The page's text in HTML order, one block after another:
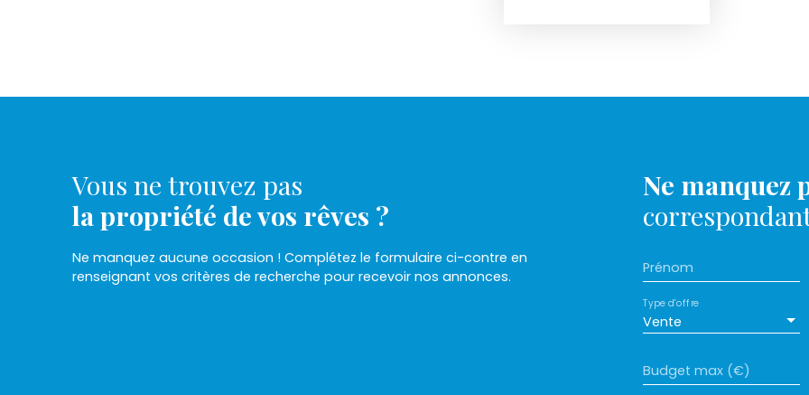
Vous ne trouvez pas
la propriété de vos rêves ?
Ne manquez aucune occasion ! Complétez le formulaire ci-contre en
renseignant vos critères de recherche pour recevoir nos annonces.
Ne manquez
Prénom
Vente
Type d'offre
Budget max (€)